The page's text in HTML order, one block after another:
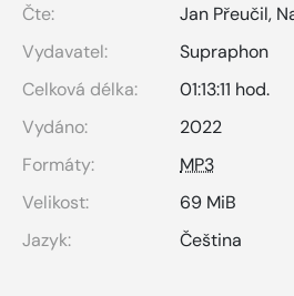
Čte:
Jan Přeučil,
Vydavatel:
Supraphon
Celková délka:
01:13:11 hod.
Vydáno:
2022
Formáty:
MP3
Velikost:
69 MiB
Jazyk:
Čeština